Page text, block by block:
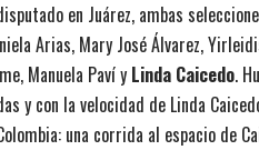
en Juárez, ambas
Arias, Mary José Álvarez,
Manuela Paví y Linda Caicedo.
y con la velocidad de Linda
una corrida al espacio de